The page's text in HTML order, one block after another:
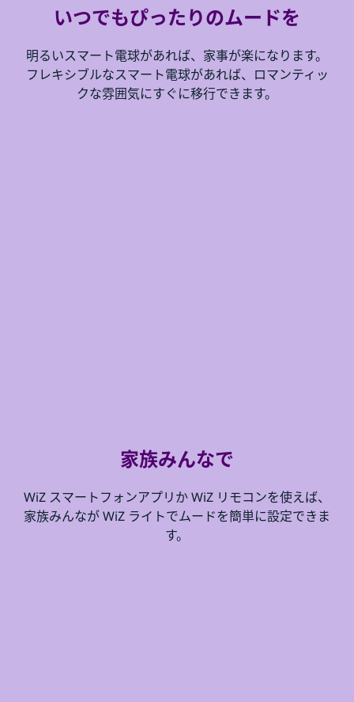
いつでもぴったりのムードを
明るいスマート電球があれば、家事が楽になります。
フレキシブルなスマート電球があれば、ロマンティッ
クな雰囲気にすぐに移行できます。
家族みんなで
WiZ スマートフォンアプリか WiZ リモコンを使えば、
家族みんなが WiZ ライトでムードを簡単に設定できま
す。